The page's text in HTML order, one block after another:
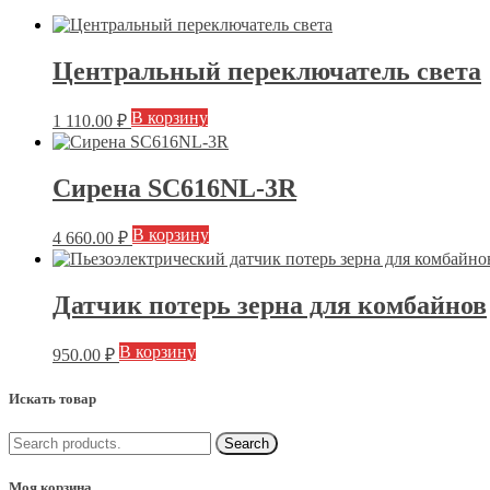
Центральный переключатель света
1 110.00 ₽ В корзину
Сирена SC616NL-3R
4 660.00 ₽ В корзину
Датчик потерь зерна для комбайнов
950.00 ₽ В корзину
Искать товар